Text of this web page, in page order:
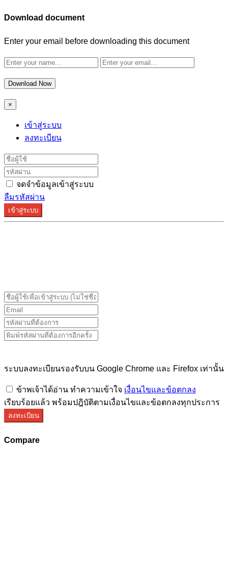
Download document
Enter your email before downloading this document
Download Now
×
เข้าสู่ระบบ
ลงทะเบียน
จดจำข้อมูลเข้าสู่ระบบ
ลืมรหัสผ่าน
เข้าสู่ระบบ
ระบบลงทะเบียนรองรับบน Google Chrome และ Firefox เท่านั้น
ข้าพเจ้าได้อ่าน ทำความเข้าใจ เงื่อนไขและข้อตกลง
เรียบร้อยแล้ว พร้อมปฎิบัติตามเงื่อนไขและข้อตกลงทุกประการ
ลงทะเบียน
Compare